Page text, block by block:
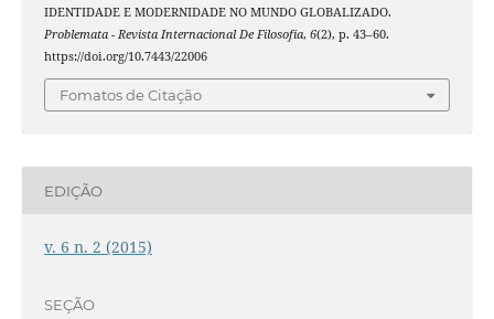
IDENTIDADE E MODERNIDADE NO MUNDO GLOBALIZADO.
Problemata - Revista Internacional De Filosofia, 6(2), p. 43–60.
https://doi.org/10.7443/22006
Fomatos de Citação
EDIÇÃO
v. 6 n. 2 (2015)
SEÇÃO